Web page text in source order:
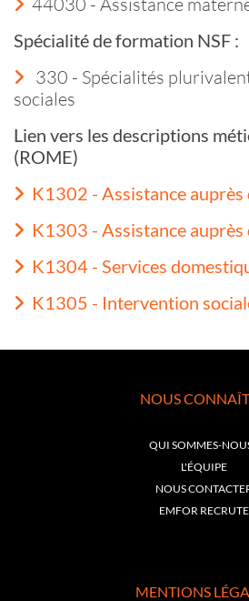
Spécialité de formation NSF :
330 - Spécialités
sociales
Lien vers les descriptions
(ROME)
K1302 - Assistance auprès
K1303 - Assistance auprès
K1304 - Services
K1305 - Intervention
NOUS
QUI SOMMES-
L'ÉQUIPE
NOUS
EMFOR RECRUTE
MENTIONS